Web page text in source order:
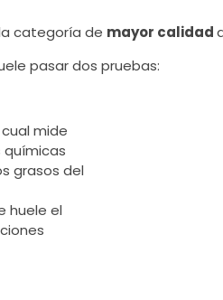
categoría de mayor calidad
pasar dos pruebas:
cual mide
grasos del
huele el